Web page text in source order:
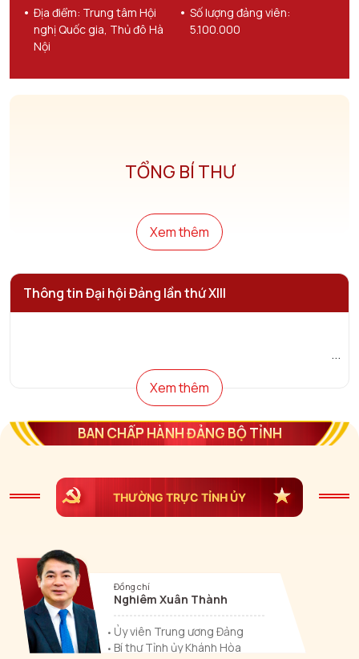
Địa điểm: Trung tâm Hội
nghị Quốc gia, Thủ đô Hà
Nội
Số lượng đảng viên:
5.100.000
TỔNG BÍ THƯ
Xem thêm
Thông tinĐại hội Đảng lần thứ XIII
Xem thêm
BAN CHẤP HÀNH ĐẢNG BỘ TỈNH
THƯỜNG TRỰC TỈNH ỦY
Đồng chí
Nghiêm Xuân Thành
Ủy viên Trung ương Đảng
Bí thư Tỉnh ủy Khánh Hòa